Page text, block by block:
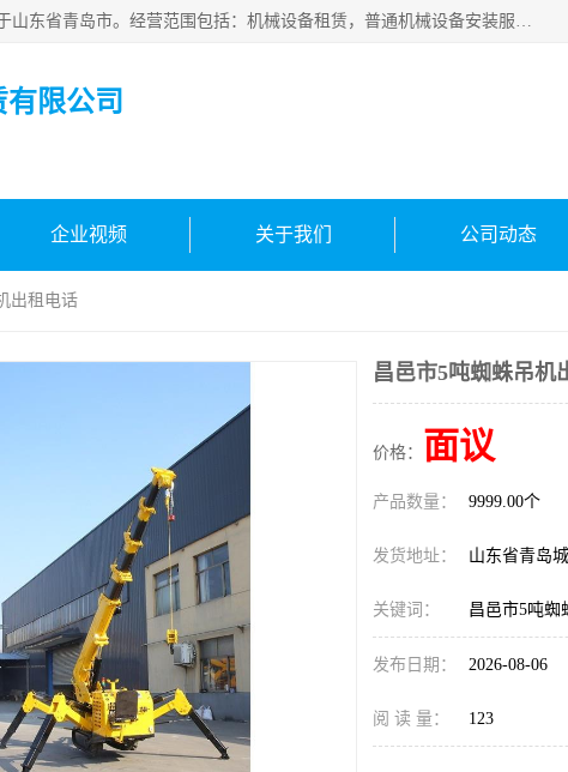
青岛高晟工程机械租赁有限公司成立于2015年，注册地位于山东省青岛市。经营范围包括：机械设备租赁，普通机械设备安装服务，电子、机械设备维护，专用设备修理，通用设备修理，机械设备销售，环境保护专用设备销售，建筑材料销售，专业保洁、清洗、消毒服务，劳动保护用品销售，信息技术咨询服务，汽车拖车、求援、清障服务，物业管理；工程管理服务，货物进出口，技术进出口，汽车销售，新能源汽车整车销售等。
限公司
企业视频 关于我们 公司动态
出租电话
昌邑市5吨蜘蛛吊机
价格： 面议
产品数量： 9999.00个
发货地址： 山东省青岛
关键词： 昌邑市5吨蜘
发布日期： 2026-08-06
阅 读 量： 123